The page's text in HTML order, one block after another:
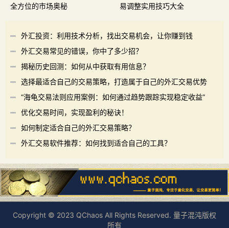
全方位的市场奥秘
易调整实用技巧大全
外汇投资：利用技术分析，找出交易机会，让你赚到钱
外汇交易常见的错误，你中了多少招？
揭秘历史回测：如何从中获取有用信息？
选择最适合自己的交易策略，打造属于自己的外汇交易优势
“海龟交易法则应用案例：如何通过趋势跟踪实现稳定收益”
优化交易时间，实现盈利的秘诀！
如何制定适合自己的外汇交易策略？
外汇交易软件推荐：如何找到适合自己的工具？
Copyright © 2023 QChaos All Rights Reserved. 量子混沌版权
所有